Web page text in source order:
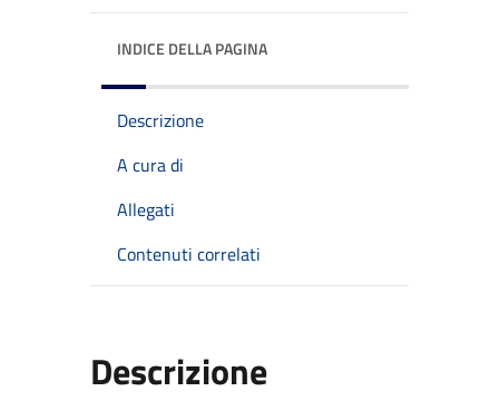
INDICE DELLA PAGINA
Descrizione
A cura di
Allegati
Contenuti correlati
Descrizione